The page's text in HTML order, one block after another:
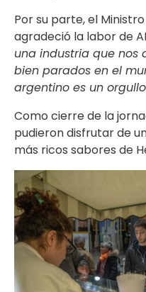
Por su parte, el
agradeció la labor de
una industria que nos
bien parados en el
argentino es un
Como cierre de la
pudieron disfrutar de
más ricos sabores de